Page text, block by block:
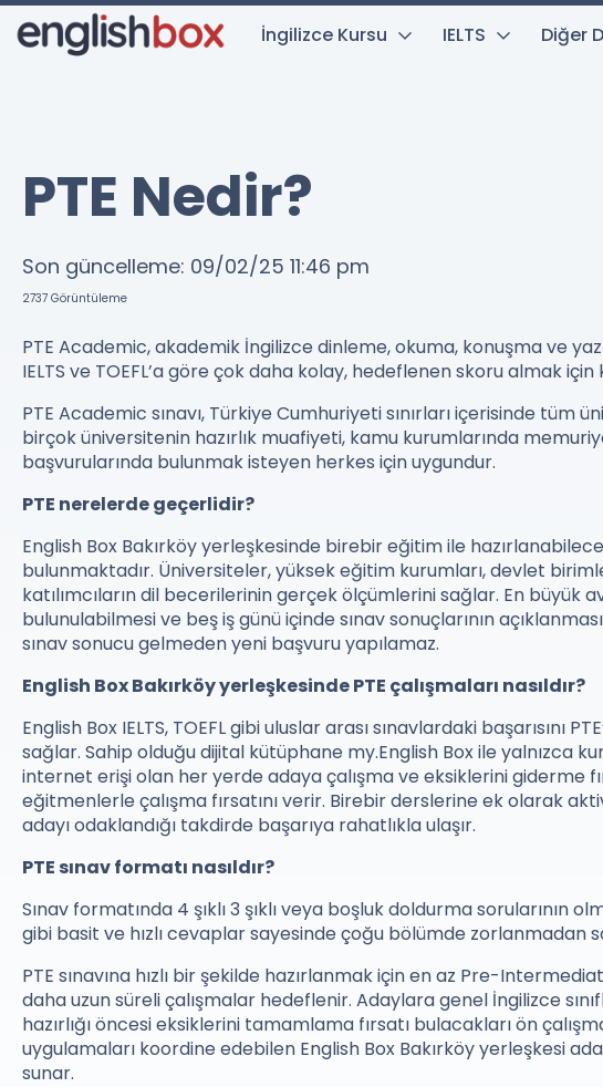
İngilizce Kursu IELTS Diğer
PTE Nedir?
Son güncelleme: 09/02/25 11:46 pm
2737 Görüntüleme
PTE Academic, akademik İngilizce dinleme, okuma, konuşma ve
IELTS ve TOEFL’a göre çok daha kolay, hedeflenen skoru almak için
PTE Academic sınavı, Türkiye Cumhuriyeti sınırları içerisinde
birçok üniversitenin hazırlık muafiyeti, kamu kurumlarında
başvurularında bulunmak isteyen herkes için uygundur.
PTE nerelerde geçerlidir?
English Box Bakırköy yerleşkesinde birebir eğitim ile
bulunmaktadır. Üniversiteler, yüksek eğitim kurumları, devlet
katılımcıların dil becerilerinin gerçek ölçümlerini sağlar. En büyük
bulunulabilmesi ve beş iş günü içinde sınav sonuçlarının
sınav sonucu gelmeden yeni başvuru yapılamaz.
English Box Bakırköy yerleşkesinde PTE çalışmaları nasıldır?
English Box IELTS, TOEFL gibi uluslar arası sınavlardaki başarısını
sağlar. Sahip olduğu dijital kütüphane my.English Box ile yalnızca
internet erişi olan her yerde adaya çalışma ve eksiklerini giderme
eğitmenlerle çalışma fırsatını verir. Birebir derslerine ek olarak
adayı odaklandığı takdirde başarıya rahatlıkla ulaşır.
PTE sınav formatı nasıldır?
Sınav formatında 4 şıklı 3 şıklı veya boşluk doldurma sorularının
gibi basit ve hızlı cevaplar sayesinde çoğu bölümde zorlanmadan
PTE sınavına hızlı bir şekilde hazırlanmak için en az Pre-
daha uzun süreli çalışmalar hedeflenir. Adaylara genel İngilizce
hazırlığı öncesi eksiklerini tamamlama fırsatı bulacakları ön
uygulamaları koordine edebilen English Box Bakırköy yerleşkesi
sunar.